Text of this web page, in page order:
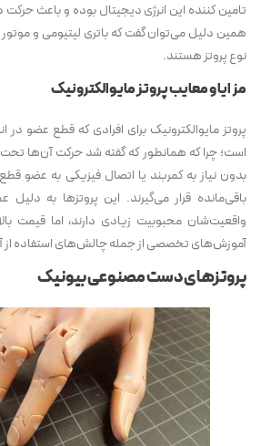
تامین کننده این انرژی دیجیتال بوده و باعث
همین دلیل می‌توان گفت که باتری لیتیومی و موتور
نوع پروتز هستند.
مزایا و معایب پروتز مایوالکترونیک
پروتز مایوالکترونیک برای افرادی که قطع عضو در
است؛ چرا که همانطور که گفته شد حرکت آن‌ها
بدون نیاز به کمربند یا اتصال فیزیکی به عضو
باقی‌مانده قرار می‌گیرند. این پروتزها به
واقعیت‌شان محبوبیت زیادی دارند، اما قیمت
آموزش‌های تخصصی از جمله چالش‌های استفاده
پروتزهایدست مصنوعی بیونیک